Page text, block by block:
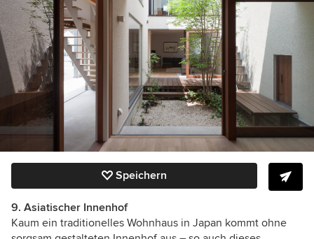
Speichern
9. Asiatischer Innenhof
Kaum ein traditionelles Wohnhaus in Japan kommt ohne